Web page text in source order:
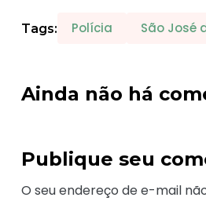
Tags: Polícia São José
Ainda não há
Publique seu
O seu endereço de e-mail